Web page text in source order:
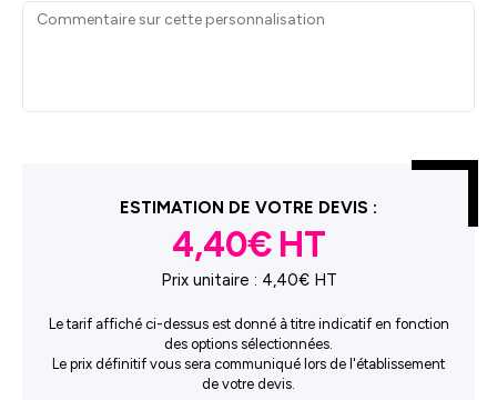
ESTIMATION DE VOTRE DEVIS :
4,40€
Prix unitaire : 4,40€ HT
Le tarif affiché ci-dessus est donné à titre indicatif en fonction
des options sélectionnées.
Le prix définitif vous sera communiqué lors de l'établissement
de votre devis.